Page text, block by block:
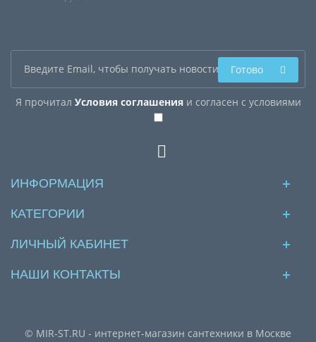
Я прочитал Условия соглашенияи согласен с условиями
Готово
ИНФОРМАЦИЯ
КАТЕГОРИИ
ЛИЧНЫЙ КАБИНЕТ
НАШИ КОНТАКТЫ
© MIR-ST.RU - интернет-магазин сантехники в Москве